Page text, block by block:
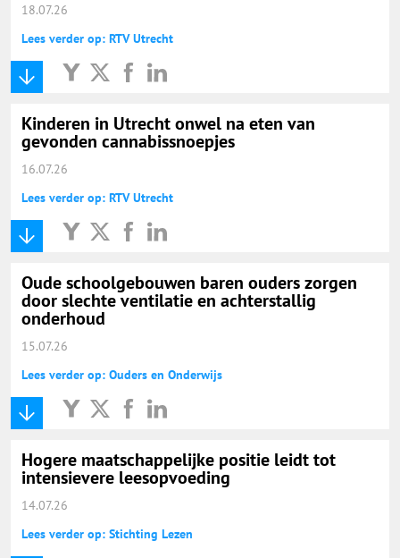
18.07.26
Lees verder op: RTV Utrecht
Kinderen in Utrecht onwel na eten van
gevonden cannabissnoepjes
16.07.26
Lees verder op: RTV Utrecht
Oude schoolgebouwen baren ouders zorgen
door slechte ventilatie en achterstallig
onderhoud
15.07.26
Lees verder op: Ouders en Onderwijs
Hogere maatschappelijke positie leidt tot
intensievere leesopvoeding
14.07.26
Lees verder op: Stichting Lezen